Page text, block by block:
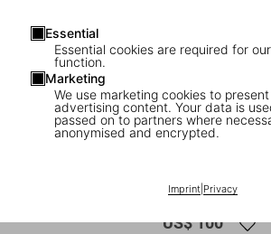
Essential
Essential cookies are required for
function.
Marketing
We use marketing cookies to
advertising content. Your data is
passed on to partners where
anonymised and encrypted.
Imprint| Privacy
1/8
Ando. Complete Works
US$ 100